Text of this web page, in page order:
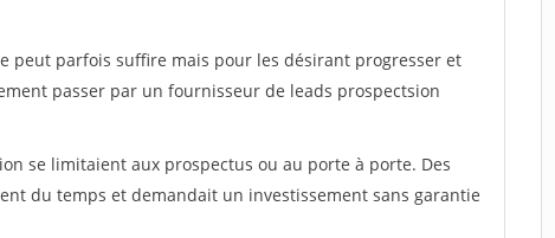
peut parfois suffire mais pour les désirant progresser et
passer par un fournisseur de leads prospectsion
se limitaient aux prospectus ou au porte à porte. Des
du temps et demandait un investissement sans garantie